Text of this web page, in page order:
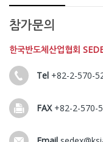
참가문의
한국반도체산업협회
Tel +82-2-570-
FAX+82-2-570-